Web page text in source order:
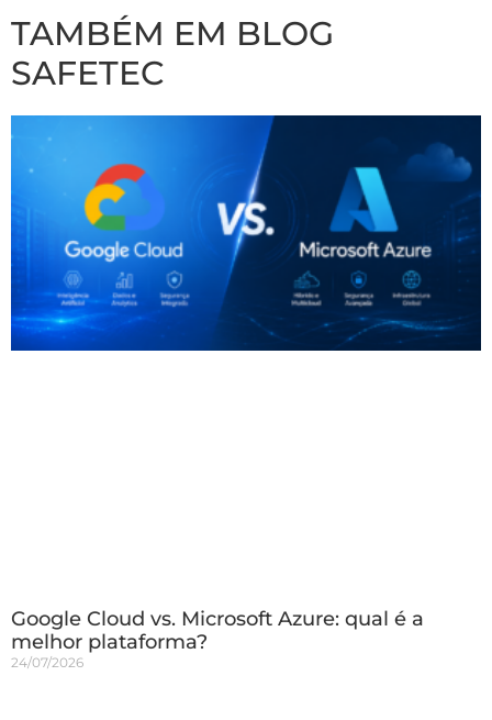
TAMBÉM EM BLOG
SAFETEC
Google Cloud vs. Microsoft Azure: qual é a
melhor plataforma?
24/07/2026